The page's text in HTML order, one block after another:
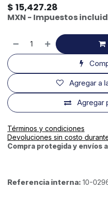
$ 15,427.28
MXN - Impuestos
Agregar
Agregar a
Términos y condiciones
Devoluciones sin costo
Compra protegida y envíos
Referencia interna: 10-